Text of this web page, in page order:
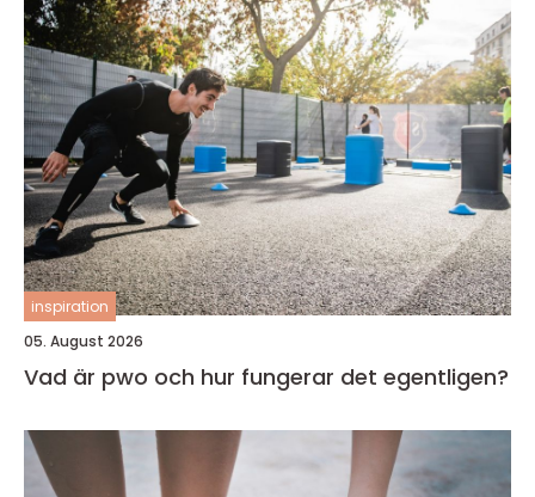
inspiration
05. August 2026
Vad är pwo och hur fungerar det egentligen?